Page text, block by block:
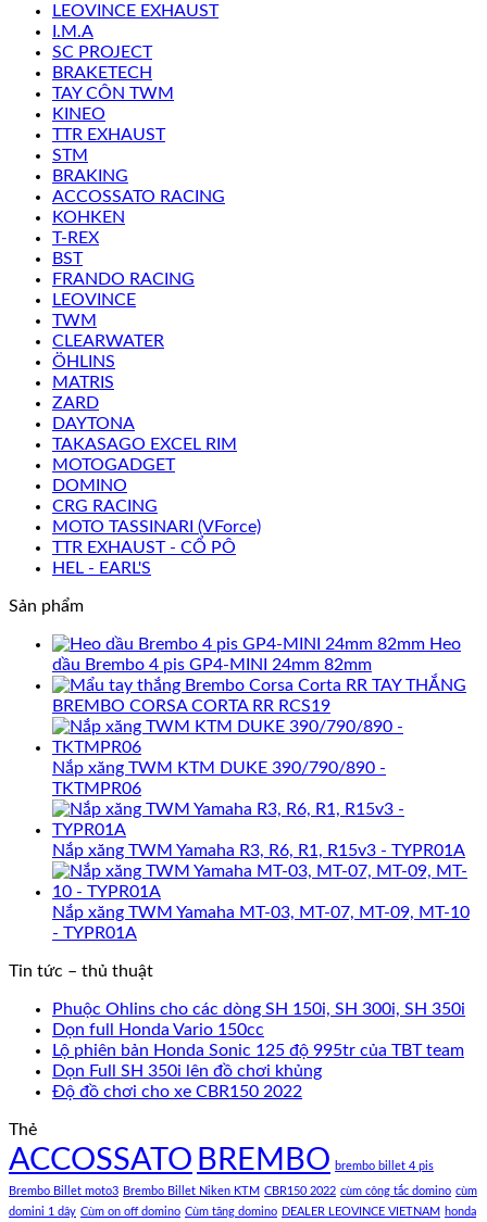
LEOVINCE EXHAUST
I.M.A
SC PROJECT
BRAKETECH
TAY CÔN TWM
KINEO
TTR EXHAUST
STM
BRAKING
ACCOSSATO RACING
KOHKEN
T-REX
BST
FRANDO RACING
LEOVINCE
TWM
CLEARWATER
ÖHLINS
MATRIS
ZARD
DAYTONA
TAKASAGO EXCEL RIM
MOTOGADGET
DOMINO
CRG RACING
MOTO TASSINARI (VForce)
TTR EXHAUST - CỔ PÔ
HEL - EARL'S
Sản phẩm
Heo
dầu Brembo 4 pis GP4-MINI 24mm 82mm
TAY THẮNG
BREMBO CORSA CORTA RR RCS19
Nắp xăng TWM KTM DUKE 390/790/890 -
TKTMPR06
Nắp xăng TWM Yamaha R3, R6, R1, R15v3 - TYPR01A
Nắp xăng TWM Yamaha MT-03, MT-07, MT-09, MT-10
- TYPR01A
Tin tức – thủ thuật
Phuộc Ohlins cho các dòng SH 150i, SH 300i, SH 350i
Dọn full Honda Vario 150cc
Lộ phiên bản Honda Sonic 125 độ 995tr của TBT team
Dọn Full SH 350i lên đồ chơi khủng
Độ đồ chơi cho xe CBR150 2022
Thẻ
ACCOSSATO BREMBO brembo billet 4 pis
Brembo Billet moto3 Brembo Billet Niken KTM CBR150 2022 cùm công tắc domino cùm
domini 1 dây Cùm on off domino Cùm tăng domino DEALER LEOVINCE VIETNAM honda